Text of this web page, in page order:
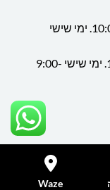
: א'-ה' 10:00-19:00. ימי שישי
א'-ה' 10:00-20:00. ימי שישי 9:00-
Waze